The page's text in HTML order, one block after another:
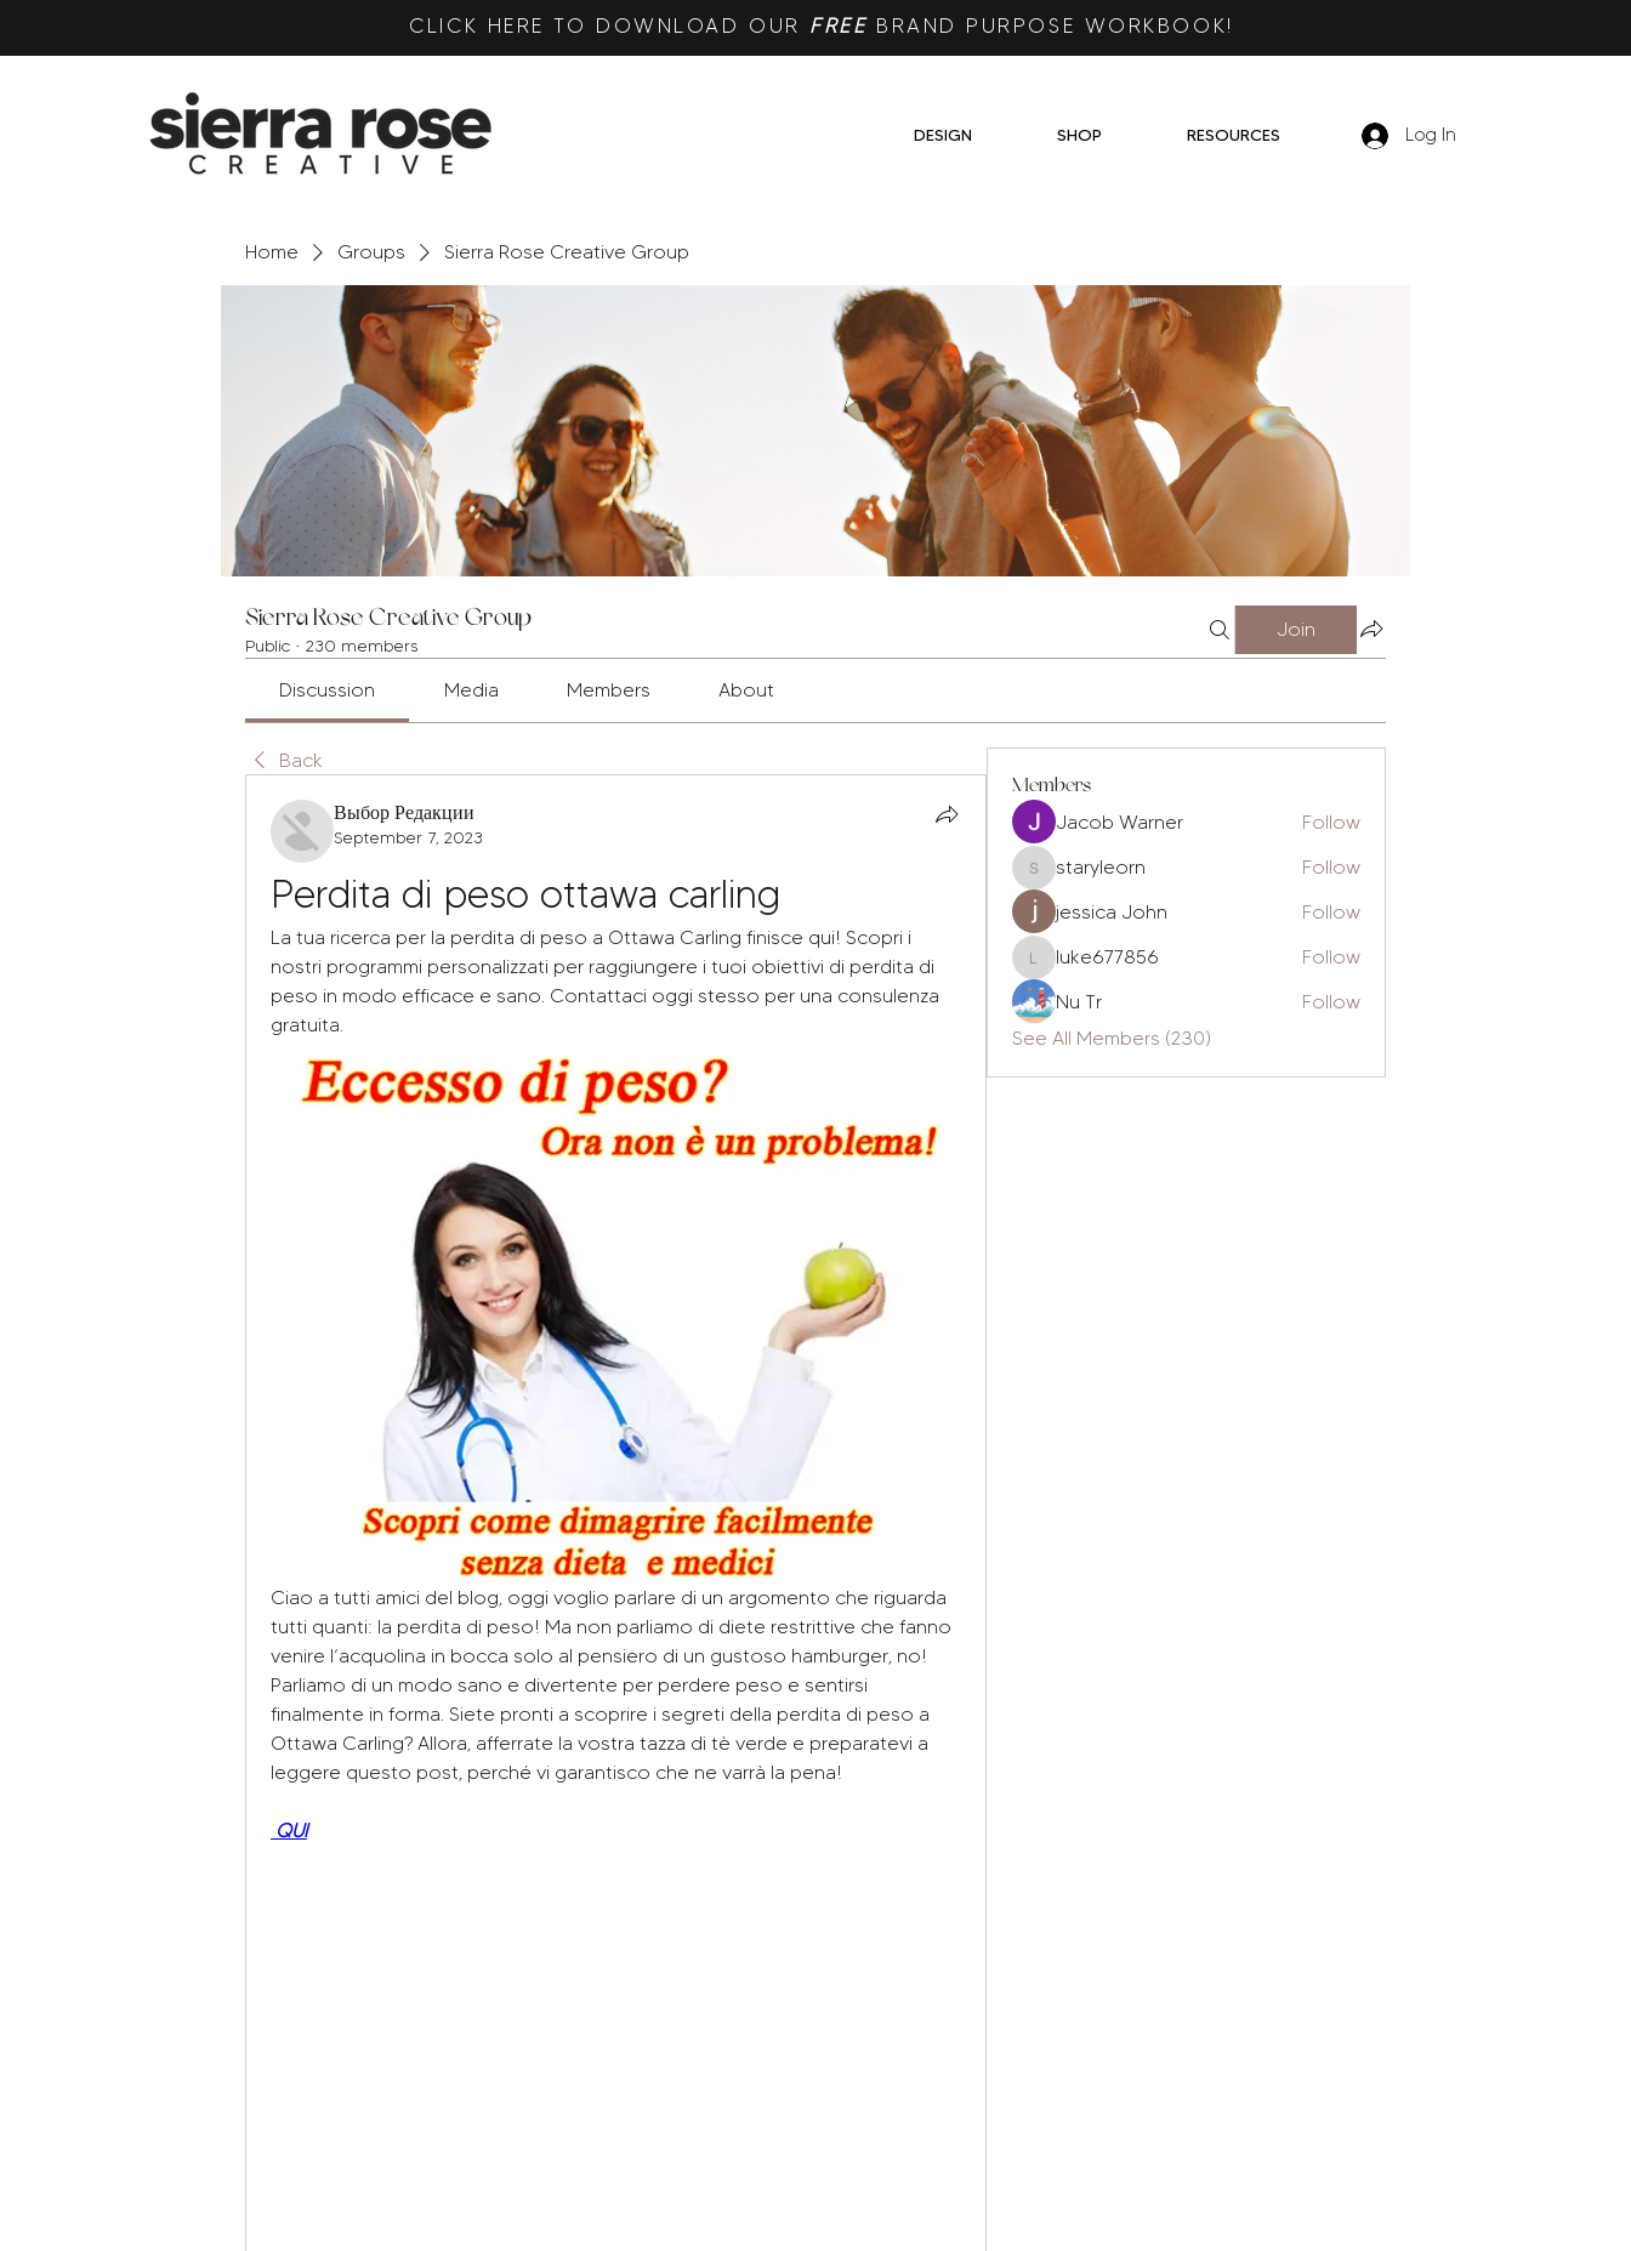
CLICK HERE TO DOWNLOAD OUR FREEBRAND PURPOSE WORKBOOK!
DESIGN SHOP RESOURCES Log In
Home Groups Sierra Rose Creative Group
Sierra Rose Creative Group
Public · 230 members
Join
Discussion Media Members About
Back
Выбор Редакции
September 7, 2023
Perdita di peso ottawa carling
La tua ricerca per la perdita di peso a Ottawa Carling finisce qui! Scopri i
nostri programmi personalizzati per raggiungere i tuoi obiettivi di perdita di
peso in modo efficace e sano. Contattaci oggi stesso per una consulenza
gratuita.
Ciao a tutti amici del blog, oggi voglio parlare di un argomento che riguarda
tutti quanti: la perdita di peso! Ma non parliamo di diete restrittive che fanno
venire l’acquolina in bocca solo al pensiero di un gustoso hamburger, no!
Parliamo di un modo sano e divertente per perdere peso e sentirsi
finalmente in forma. Siete pronti a scoprire i segreti della perdita di peso a
Ottawa Carling? Allora, afferrate la vostra tazza di tè verde e preparatevi a
leggere questo post, perché vi garantisco che ne varrà la pena!
QUI
Members
Jacob Warner Follow
staryleorn
staryleorn
Follow
jessica John
Follow
luke677856
luke677856
Follow
Nu Tr
Follow
See All Members (230)